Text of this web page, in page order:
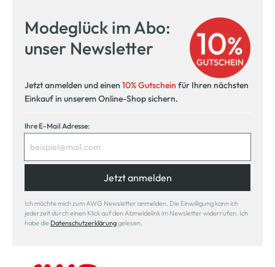
Modeglück im Abo:
unser Newsletter
Jetzt anmelden und einen 10% Gutschein für Ihren nächsten
Einkauf in unserem Online-Shop sichern.
Ihre E-Mail Adresse:
Jetzt anmelden
Ich möchte mich zum AWG Newsletter anmelden. Die Einwilligung kann ich
jederzeit durch einen Klick auf den Abmeldelink im Newsletter widerrufen. Ich
habe die Datenschutzerklärunggelesen.